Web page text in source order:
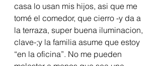
casa lo usan mis hijos, asi que me
tomé el comedor, que cierro -y da a
la terraza, super buena iluminacion,
clave-;y la familia asume que estoy
“en la oficina”. No me pueden